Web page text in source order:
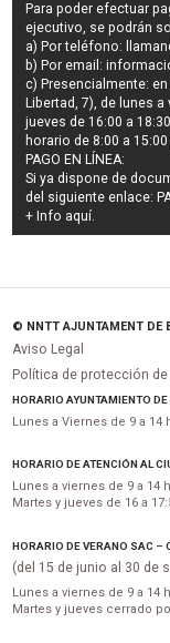
Para poder efectuar
ejecutivo, se podrán
a) Por teléfono:
b) Por email:
c) Presencialmente:
Libertad, 7), de lunes
jueves de 16:00 a
horario de 8:00 a
PAGO EN LÍNEA:
Si ya dispone de
del siguiente enlace:
+ Info aquí.
© NNTT AJUNTAMENT DE
Aviso Legal
Política de protección
HORARIO AYUNTAMIENTO
Lunes a Viernes de 9 a 14
HORARIO DE ATENCIÓN AL
Lunes a viernes de 9 a 14 h
Martes y jueves de 16 a
HORARIO DE VERANO SAC –
(del 15 de junio al 30 de
Lunes a viernes de 9 a 14 h
Martes y jueves cerrado